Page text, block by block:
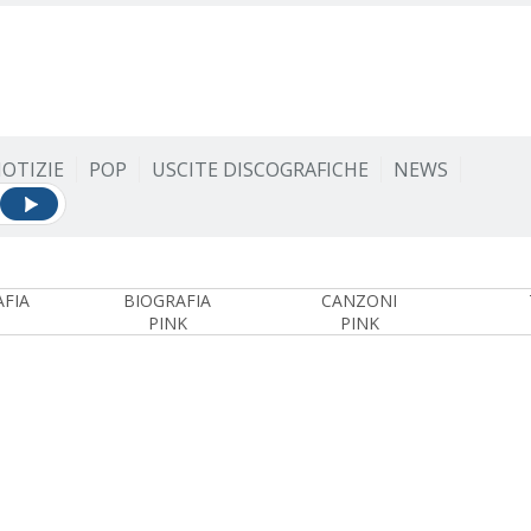
POP USCITE DISCOGRAFICHE NEWS
BIOGRAFIA
PINK
CANZONI
PINK